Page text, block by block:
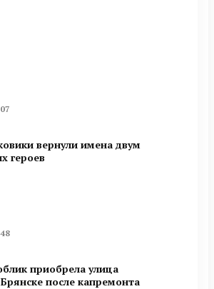
вернули имена двум
героев
приобрела улица
после капремонта